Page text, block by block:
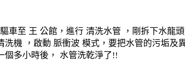
車至 王 公館，進行 清洗水管 ，剛拆下水龍
機 ，啟動 脈衝波 模式，要把水管的污垢
個多小時後， 水管洗乾淨了!!